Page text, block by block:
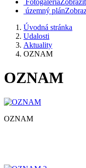
Fotogaléria
územný plán
Úvodná stránka
Udalosti
Aktuality
OZNAM
OZNAM
OZNAM